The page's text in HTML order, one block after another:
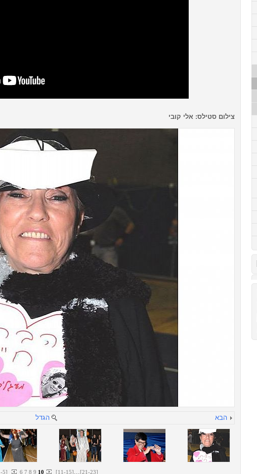
צילום סטילס: אלי קובי
הגדל הבא
-5] 6 7 8 9 10 [11-15]...[21-23]